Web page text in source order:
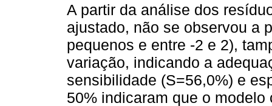
A partir da análise dos
ajustado, não se observou a
pequenos e entre -2 e 2),
variação, indicando a
sensibilidade (S=56,0%) e
50% indicaram que o